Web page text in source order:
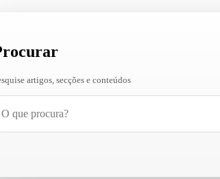
artigos, secções e conteúdos